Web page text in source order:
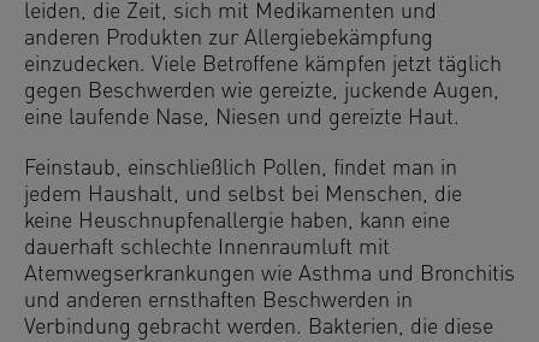
leiden, die Zeit, sich mit Medikamenten und
anderen Produkten zur Allergiebekämpfung
einzudecken. Viele Betroffene kämpfen jetzt täglich
gegen Beschwerden wie gereizte, juckende Augen,
eine laufende Nase, Niesen und gereizte Haut.
Feinstaub, einschließlich Pollen, findet man in
jedem Haushalt, und selbst bei Menschen, die
keine Heuschnupfenallergie haben, kann eine
dauerhaft schlechte Innenraumluft mit
Atemwegserkrankungen wie Asthma und Bronchitis
und anderen ernsthaften Beschwerden in
Verbindung gebracht werden. Bakterien, die diese